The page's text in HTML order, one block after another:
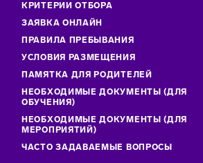
КРИТЕРИИ ОТБОРА
ЗАЯВКА ОНЛАЙН
ПРАВИЛА ПРЕБЫВАНИЯ
УСЛОВИЯ РАЗМЕЩЕНИЯ
ПАМЯТКА ДЛЯ РОДИТЕЛЕЙ
НЕОБХОДИМЫЕ ДОКУМЕНТЫ (ДЛЯ
ОБУЧЕНИЯ)
НЕОБХОДИМЫЕ ДОКУМЕНТЫ (ДЛЯ
МЕРОПРИЯТИЙ)
ЧАСТО ЗАДАВАЕМЫЕ ВОПРОСЫ